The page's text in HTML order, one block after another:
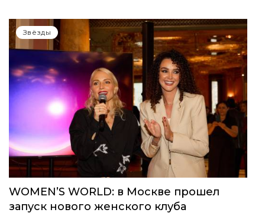
Звёзды
WOMEN’S WORLD: в Москве прошел
запуск нового женского клуба